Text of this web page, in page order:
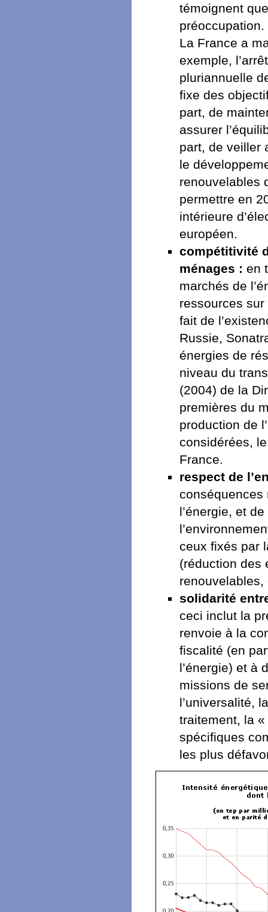
témoignent
préoccupation.
La France a
exemple,
pluriannuelle
fixe des
part, de
assurer
part, de veiller
le
renouvelables
permettre en
intérieure
européen.
compétitivité
ménages : en
marchés de
ressources
fait de
Russie,
énergies de
niveau du
(2004) de la
premières du
production de
considérées,
France.
respect de
conséquences
l’énergie, et
ceux fixés par
(réduction des
renouvelables,
solidarité
ceci inclut la
renvoie à la
fiscalité (en
l’énergie) et à
missions de
l’universalité,
traitement, la
spécifiques
les plus